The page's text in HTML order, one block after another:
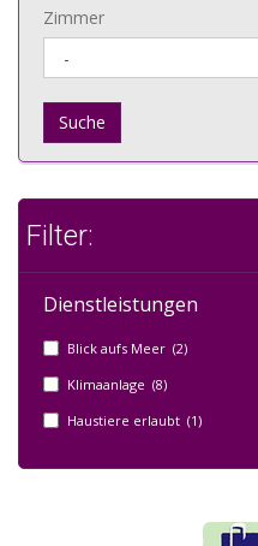
Zimmer
Suche
Filter:
Dienstleistungen
Blick aufs Meer (2)
Klimaanlage (8)
Haustiere erlaubt (1)